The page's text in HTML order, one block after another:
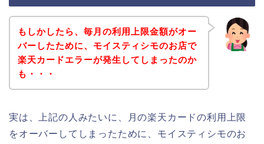
もしかしたら、毎月の利用上限金額がオー
バーしたために、モイスティシモのお店で
楽天カードエラーが発生してしまったのか
も・・・
実は、上記の人みたいに、月の楽天カードの利用上限
をオーバーしてしまったために、モイスティシモのお